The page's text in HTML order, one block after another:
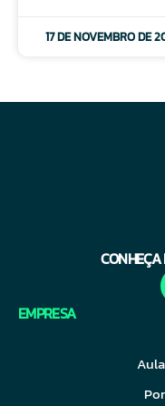
17 DE NOVEMBRO DE
CONHEÇA
EMPRESA